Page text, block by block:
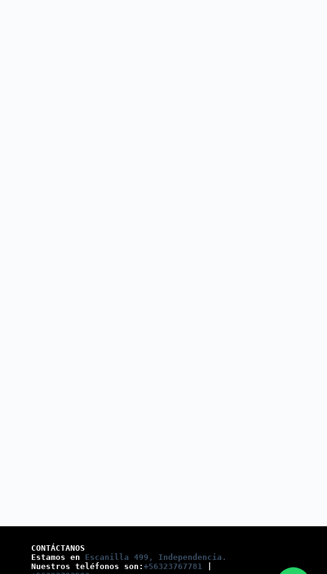
CONTÁCTANOS
Estamos en Escanilla 499, Independencia.
Nuestros teléfonos son: +56323767781